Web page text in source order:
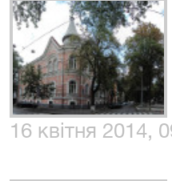
16 квітня 2014,